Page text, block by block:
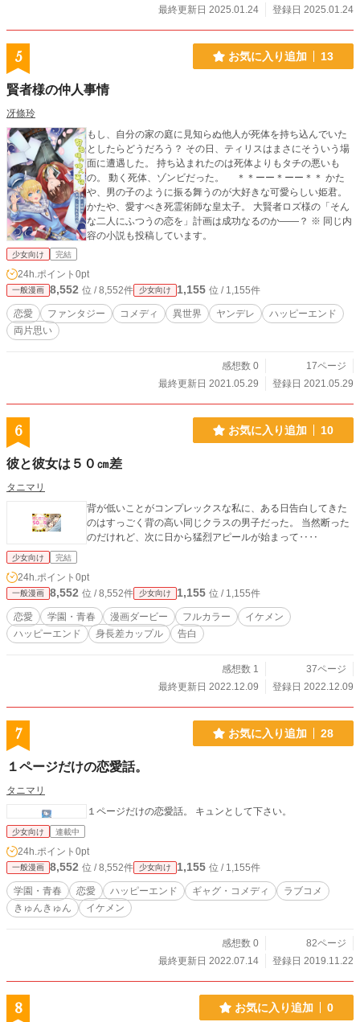
最終更新日 2025.01.24 登録日 2025.01.24
5 お気に入り追加 13
賢者様の仲人事情
冴條玲
もし、自分の家の庭に見知らぬ他人が死体を持ち込んでいた
としたらどうだろう？ その日、ティリスはまさにそういう場
面に遭遇した。 持ち込まれたのは死体よりもタチの悪いも
の。 動く死体、ゾンビだった。 ＊＊ーー＊ーー＊＊ かた
や、男の子のように振る舞うのが大好きな可愛らしい姫君。
かたや、愛すべき死霊術師な皇太子。 大賢者ロズ様の「そん
な二人にふつうの恋を」計画は成功なるのか――？ ※ 同じ内
容の小説も投稿しています。
少女向け 完結
24h.ポイント 0pt
一般漫画 8,552 位 / 8,552件 少女向け 1,155 位 / 1,155件
恋愛 ファンタジー コメディ 異世界 ヤンデレ
ハッピーエンド
両片思い
感想数 0
17ページ
最終更新日 2021.05.29
登録日 2021.05.29
6 お気に入り追加 10
彼と彼女は５０㎝差
タニマリ
背が低いことがコンプレックスな私に、ある日告白してきた
のはすっごく背の高い同じクラスの男子だった。 当然断った
のだけれど、次に日から猛烈アピールが始まって‥‥
少女向け 完結
24h.ポイント 0pt
一般漫画 8,552 位 / 8,552件 少女向け 1,155 位 / 1,155件
恋愛 学園・青春 漫画ダービー フルカラー
イケメン
ハッピーエンド
身長差カップル 告白
感想数 1
37ページ
最終更新日 2022.12.09
登録日 2022.12.09
7 お気に入り追加 28
１ページだけの恋愛話。
タニマリ
１ページだけの恋愛話。 キュンとして下さい。
少女向け 連載中
24h.ポイント 0pt
一般漫画 8,552 位 / 8,552件 少女向け 1,155 位 / 1,155件
学園・青春 恋愛 ハッピーエンド ギャグ・コメディ
ラブコメ
きゅんきゅん
イケメン
感想数 0
82ページ
最終更新日 2022.07.14
登録日 2019.11.22
8 お気に入り追加 0